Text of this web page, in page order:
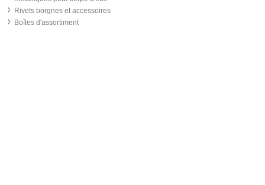
Rivets borgnes et accessoires
Boîtes d'assortiment